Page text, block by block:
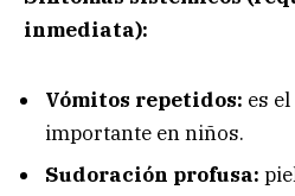
inmediata):
Vómitos repetidos: es
importante en niños.
Sudoración profusa: